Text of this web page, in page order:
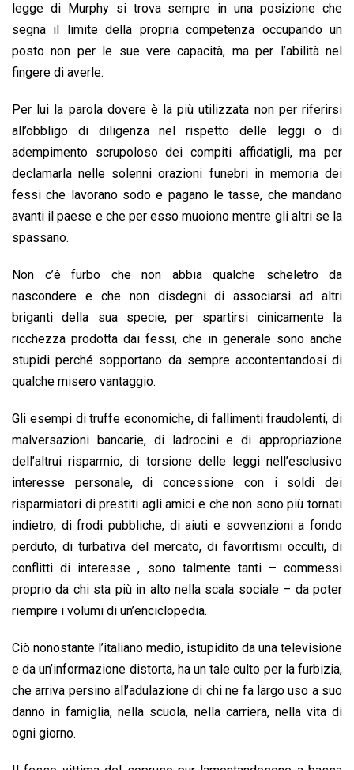
legge di Murphy si trova sempre in una posizione che
segna il limite della propria competenza occupando un
posto non per le sue vere capacità, ma per l’abilità nel
fingere di averle.
Per lui la parola dovere è la più utilizzata non per riferirsi
all’obbligo di diligenza nel rispetto delle leggi o di
adempimento scrupoloso dei compiti affidatigli, ma per
declamarla nelle solenni orazioni funebri in memoria dei
fessi che lavorano sodo e pagano le tasse, che mandano
avanti il paese e che per esso muoiono mentre gli altri se la
spassano.
Non c’è furbo che non abbia qualche scheletro da
nascondere e che non disdegni di associarsi ad altri
briganti della sua specie, per spartirsi cinicamente la
ricchezza prodotta dai fessi, che in generale sono anche
stupidi perché sopportano da sempre accontentandosi di
qualche misero vantaggio.
Gli esempi di truffe economiche, di fallimenti fraudolenti, di
malversazioni bancarie, di ladrocini e di appropriazione
dell’altrui risparmio, di torsione delle leggi nell’esclusivo
interesse personale, di concessione con i soldi dei
risparmiatori di prestiti agli amici e che non sono più tornati
indietro, di frodi pubbliche, di aiuti e sovvenzioni a fondo
perduto, di turbativa del mercato, di favoritismi occulti, di
conflitti di interesse , sono talmente tanti – commessi
proprio da chi sta più in alto nella scala sociale – da poter
riempire i volumi di un’enciclopedia.
Ciò nonostante l’italiano medio, istupidito da una televisione
e da un’informazione distorta, ha un tale culto per la furbizia,
che arriva persino all’adulazione di chi ne fa largo uso a suo
danno in famiglia, nella scuola, nella carriera, nella vita di
ogni giorno.